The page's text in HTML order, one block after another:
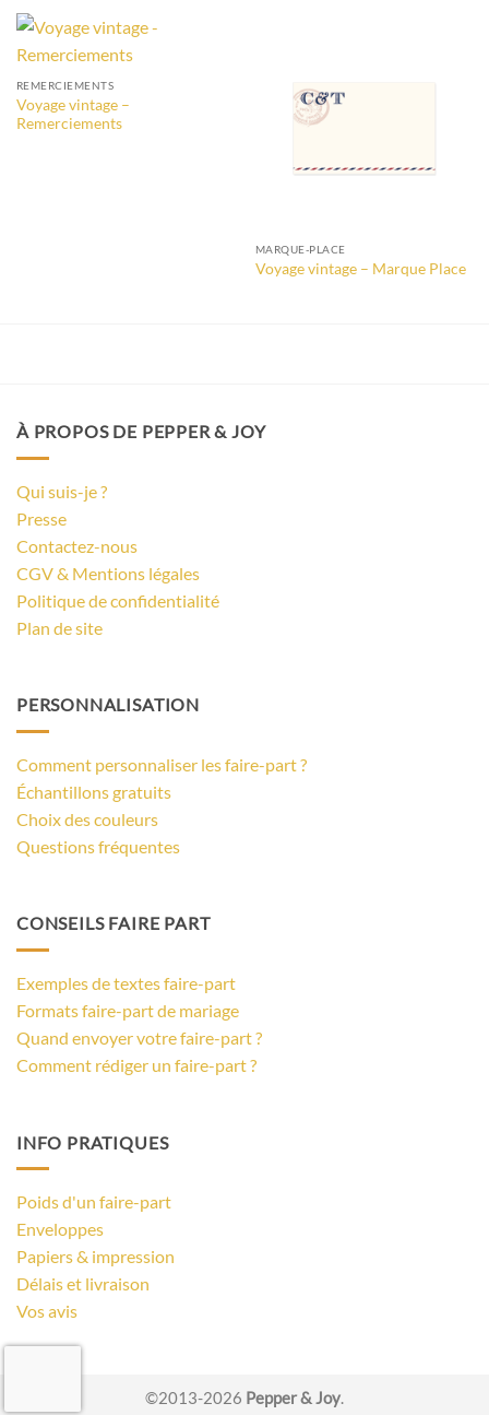
REMERCIEMENTS
Voyage vintage –
Remerciements
MARQUE-PLACE
Voyage vintage – Marque Place
À PROPOS DE PEPPER & JOY
Qui suis-je ?
Presse
Contactez-nous
CGV & Mentions légales
Politique de confidentialité
Plan de site
PERSONNALISATION
Comment personnaliser les faire-part ?
Échantillons gratuits
Choix des couleurs
Questions fréquentes
CONSEILS FAIRE PART
Exemples de textes faire-part
Formats faire-part de mariage
Quand envoyer votre faire-part ?
Comment rédiger un faire-part ?
INFO PRATIQUES
Poids d'un faire-part
Enveloppes
Papiers & impression
Délais et livraison
Vos avis
©2013-2026 Pepper & Joy.